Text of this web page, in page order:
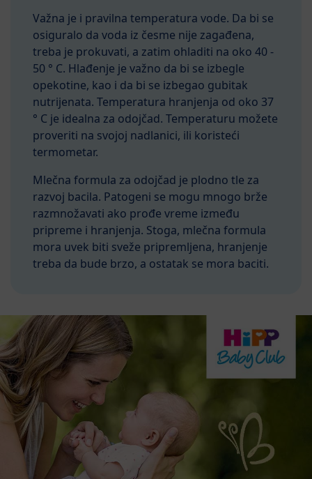
Važna je i pravilna temperatura vode. Da bi se
osiguralo da voda iz česme nije zagađena,
treba je prokuvati, a zatim ohladiti na oko 40 -
50 ° C. Hlađenje je važno da bi se izbegle
opekotine, kao i da bi se izbegao gubitak
nutrijenata. Temperatura hranjenja od oko 37
° C je idealna za odojčad. Temperaturu možete
proveriti na svojoj nadlanici, ili koristeći
termometar.
Mlečna formula za odojčad je plodno tle za
razvoj bacila. Patogeni se mogu mnogo brže
razmnožavati ako prođe vreme između
pripreme i hranjenja. Stoga, mlečna formula
mora uvek biti sveže pripremljena, hranjenje
treba da bude brzo, a ostatak se mora baciti.